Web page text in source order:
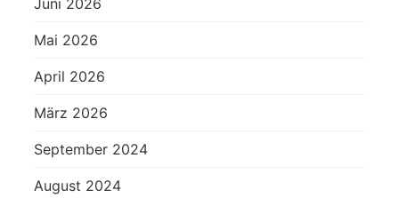
Juni 2026
Mai 2026
April 2026
März 2026
September 2024
August 2024